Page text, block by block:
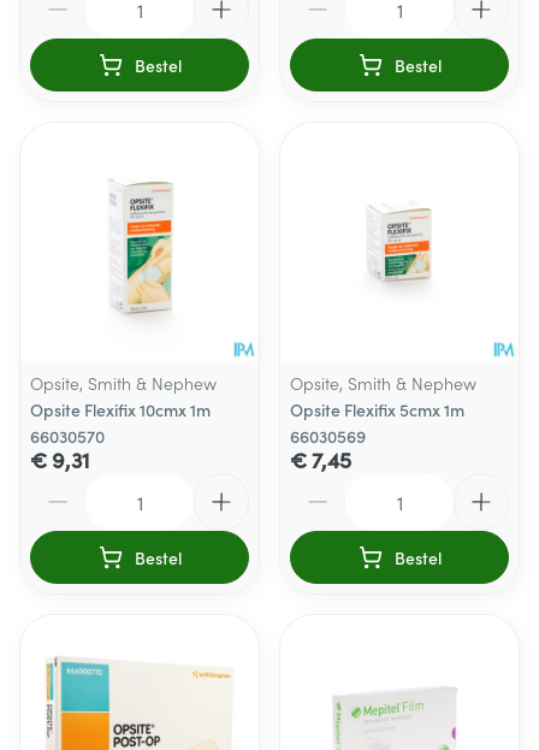
Bestel Bestel
Opsite, Smith & Nephew
Opsite Flexifix 10cmx 1m
66030570
€ 9,31
Bestel
Opsite, Smith & Nephew
Opsite Flexifix 5cmx 1m
66030569
€ 7,45
Bestel